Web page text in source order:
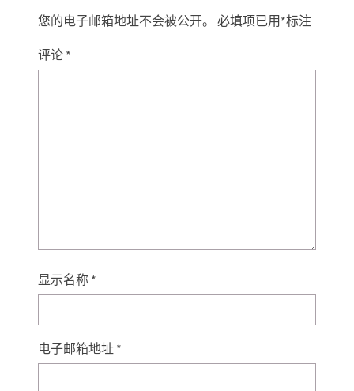
您的电子邮箱地址不会被公开。 必填项已用 *标注
评论 *
显示名称 *
电子邮箱地址 *